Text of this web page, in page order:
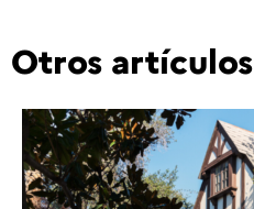
Otros artículos